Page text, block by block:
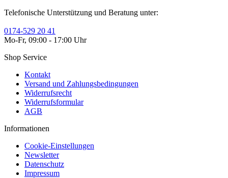
Telefonische Unterstützung und Beratung unter:
0174-529 20 41
Mo-Fr, 09:00 - 17:00 Uhr
Shop Service
Kontakt
Versand und Zahlungsbedingungen
Widerrufsrecht
Widerrufsformular
AGB
Informationen
Cookie-Einstellungen
Newsletter
Datenschutz
Impressum